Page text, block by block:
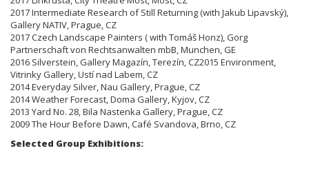
2017 Intermediate Research of Still Returning (with Jakub Lipavský),
Gallery NATIV, Prague, CZ
2017 Czech Landscape Painters ( with Tomáš Honz), Gorg
Partnerschaft von Rechtsanwalten mbB, Munchen, GE
2016 Silverstein, Gallery Magazín, Terezín,CZ2015 Environment,
Vitrinky Gallery, Ustí nad Labem, CZ
2014 Everyday Silver, Nau Gallery, Prague, CZ
2014 Weather Forecast, Doma Gallery, Kyjov, CZ
2013 Yard No. 28, Bila Nastenka Gallery, Prague, CZ
2009 The Hour Before Dawn, Café Svandova, Brno,CZ
Selected Group Exhibitions: